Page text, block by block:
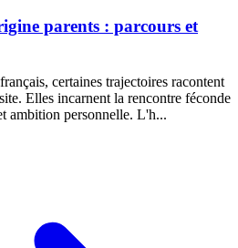
parents : parcours et
certaines trajectoires racontent
Elles incarnent la rencontre féconde
ambition personnelle. L'h...